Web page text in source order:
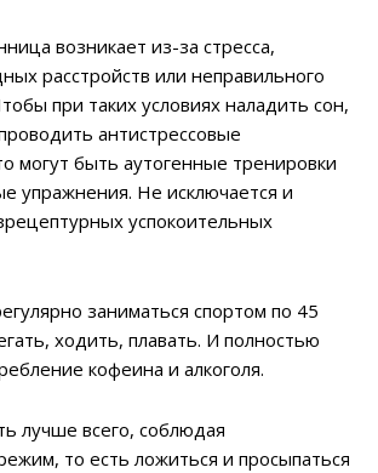
возникает из-за стресса,
расстройств или неправильного
при таких условиях наладить сон,
антистрессовые
могут быть аутогенные тренировки
упражнения. Не исключается и
успокоительных
заниматься спортом по 45
ходить, плавать. И полностью
кофеина и алкоголя.
лучше всего, соблюдая
то есть ложиться и просыпаться